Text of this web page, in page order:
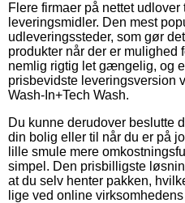
Flere firmaer på nettet
leveringsmidler. Den mest
udleveringssteder, som gør
produkter når der er mulighed
nemlig rigtig let gængelig, og
prisbevidste leveringsversion
Wash-In+Tech Wash.
Du kunne derudover beslutte
din bolig eller til når du er på
lille smule mere
simpel. Den prisbilligste
at du selv henter pakken,
lige ved online